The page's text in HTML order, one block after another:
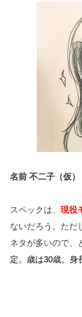
名前 不二子（仮）
スペックは、 現役
ないだろう。ただ
ネタが多いので、
定。歳は30歳。身